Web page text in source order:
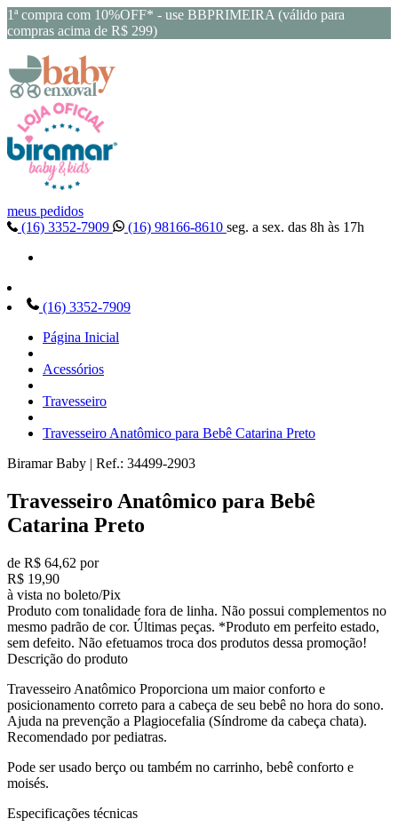
1ª compra com 10%OFF* - use BBPRIMEIRA (válido para
compras acima de R$ 299)
meus pedidos
(16) 3352-7909
(16) 98166-8610 seg. a sex. das 8h às 17h
(16) 3352-7909
Página Inicial
Acessórios
Travesseiro
Travesseiro Anatômico para Bebê Catarina Preto
Biramar Baby | Ref.: 34499-2903
Travesseiro Anatômico para Bebê
Catarina Preto
de R$ 64,62 por
R$ 19,90
à vista no boleto/Pix
Produto com tonalidade fora de linha. Não possui complementos no
mesmo padrão de cor. Últimas peças. *Produto em perfeito estado,
sem defeito. Não efetuamos troca dos produtos dessa promoção!
Descrição do produto
Travesseiro Anatômico Proporciona um maior conforto e
posicionamento correto para a cabeça de seu bebê no hora do sono.
Ajuda na prevenção a Plagiocefalia (Síndrome da cabeça chata).
Recomendado por pediatras.
Pode ser usado berço ou também no carrinho, bebê conforto e
moisés.
Especificações técnicas